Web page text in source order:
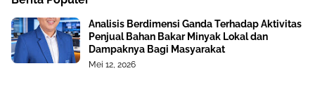
Analisis Berdimensi Ganda Terhadap Aktivitas
Penjual Bahan Bakar Minyak Lokal dan
Dampaknya Bagi Masyarakat
Mei 12, 2026